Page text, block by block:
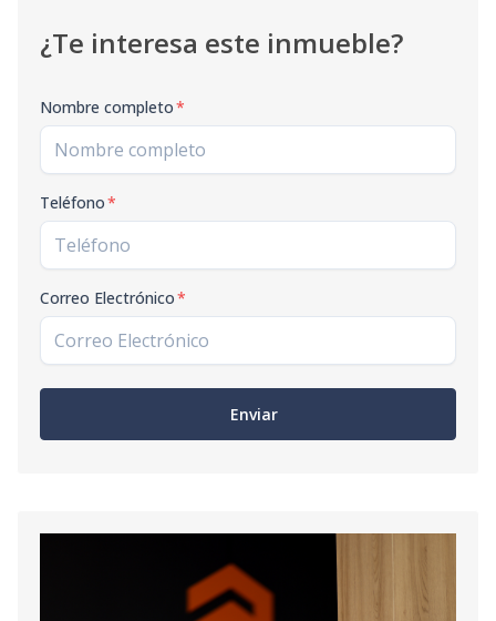
¿Te interesa este inmueble?
Nombre completo*
Teléfono*
Correo Electrónico*
Enviar